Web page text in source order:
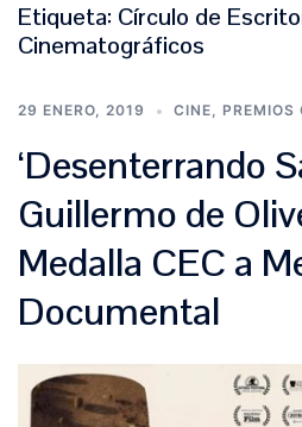
Etiqueta: Círculo de
Cinematográficos
29 ENERO, 2019 CINE, PREMIOS
‘Desenterrando
Guillermo de
Medalla CEC a
Documental